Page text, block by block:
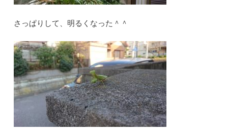
さっぱりして、明るくなった＾＾